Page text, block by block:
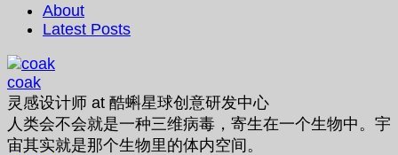
About
Latest Posts
coak
灵感设计师 at 酷蝌星球创意研发中心
人类会不会就是一种三维病毒，寄生在一个生物中。宇
宙其实就是那个生物里的体内空间。